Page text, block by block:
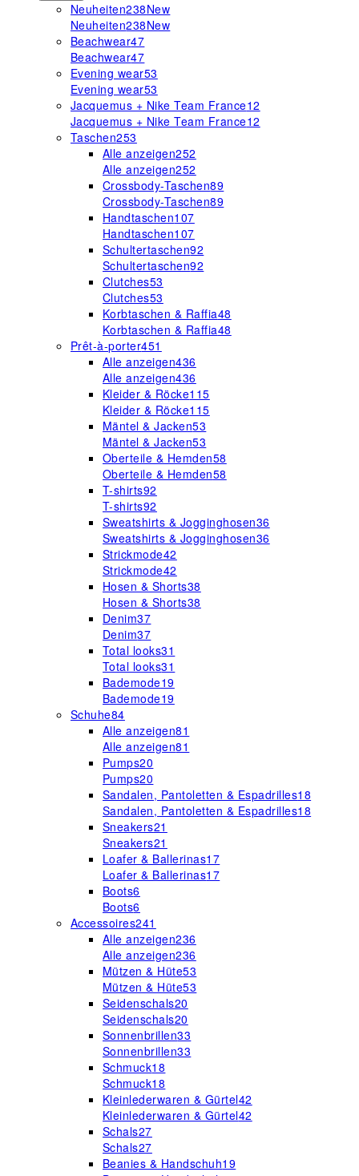
Neuheiten238New
Neuheiten238New
Beachwear47
Beachwear47
Evening wear53
Evening wear53
Jacquemus + Nike Team France12
Jacquemus + Nike Team France12
Taschen253
Alle anzeigen252
Alle anzeigen252
Crossbody-Taschen89
Crossbody-Taschen89
Handtaschen107
Handtaschen107
Schultertaschen92
Schultertaschen92
Clutches53
Clutches53
Korbtaschen & Raffia48
Korbtaschen & Raffia48
Prêt-à-porter451
Alle anzeigen436
Alle anzeigen436
Kleider & Röcke115
Kleider & Röcke115
Mäntel & Jacken53
Mäntel & Jacken53
Oberteile & Hemden58
Oberteile & Hemden58
T-shirts92
T-shirts92
Sweatshirts & Jogginghosen36
Sweatshirts & Jogginghosen36
Strickmode42
Strickmode42
Hosen & Shorts38
Hosen & Shorts38
Denim37
Denim37
Total looks31
Total looks31
Bademode19
Bademode19
Schuhe84
Alle anzeigen81
Alle anzeigen81
Pumps20
Pumps20
Sandalen, Pantoletten & Espadrilles18
Sandalen, Pantoletten & Espadrilles18
Sneakers21
Sneakers21
Loafer & Ballerinas17
Loafer & Ballerinas17
Boots6
Boots6
Accessoires241
Alle anzeigen236
Alle anzeigen236
Mützen & Hüte53
Mützen & Hüte53
Seidenschals20
Seidenschals20
Sonnenbrillen33
Sonnenbrillen33
Schmuck18
Schmuck18
Kleinlederwaren & Gürtel42
Kleinlederwaren & Gürtel42
Schals27
Schals27
Beanies & Handschuh19